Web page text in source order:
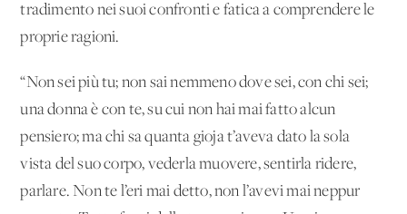
tradimento nei suoi confronti e fatica a comprendere le
proprie ragioni.
“Non sei più tu; non sai nemmeno dove sei, con chi sei;
una donna è con te, su cui non hai mai fatto alcun
pensiero; ma chi sa quanta gioja t’aveva dato la sola
vista del suo corpo, vederla muovere, sentirla ridere,
parlare. Non te l’eri mai detto, non l’avevi mai neppur